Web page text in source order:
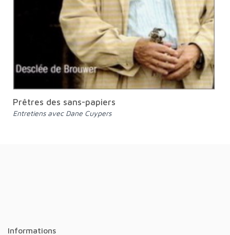
Prêtres des sans-papiers
Entretiens avec Dane Cuypers
Informations